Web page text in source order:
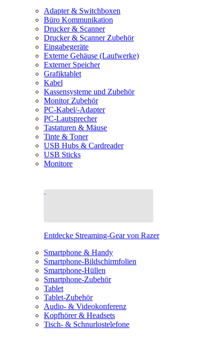
Adapter & Switchboxen
Büro Kommunikation
Drucker & Scanner
Drucker & Scanner Zubehör
Eingabegeräte
Externe Gehäuse (Laufwerke)
Externer Speicher
Grafiktablet
Kabel
Kassensysteme und Zubehör
Monitor Zubehör
PC-Kabel/-Adapter
PC-Lautsprecher
Tastaturen & Mäuse
Tinte & Toner
USB Hubs & Cardreader
USB Sticks
Monitore
Entdecke Streaming-Gear von Razer
Smartphone & Handy
Smartphone-Bildschirmfolien
Smartphone-Hüllen
Smartphone-Zubehör
Tablet
Tablet-Zubehör
Audio- & Videokonferenz
Kopfhörer & Headsets
Tisch- & Schnurlostelefone